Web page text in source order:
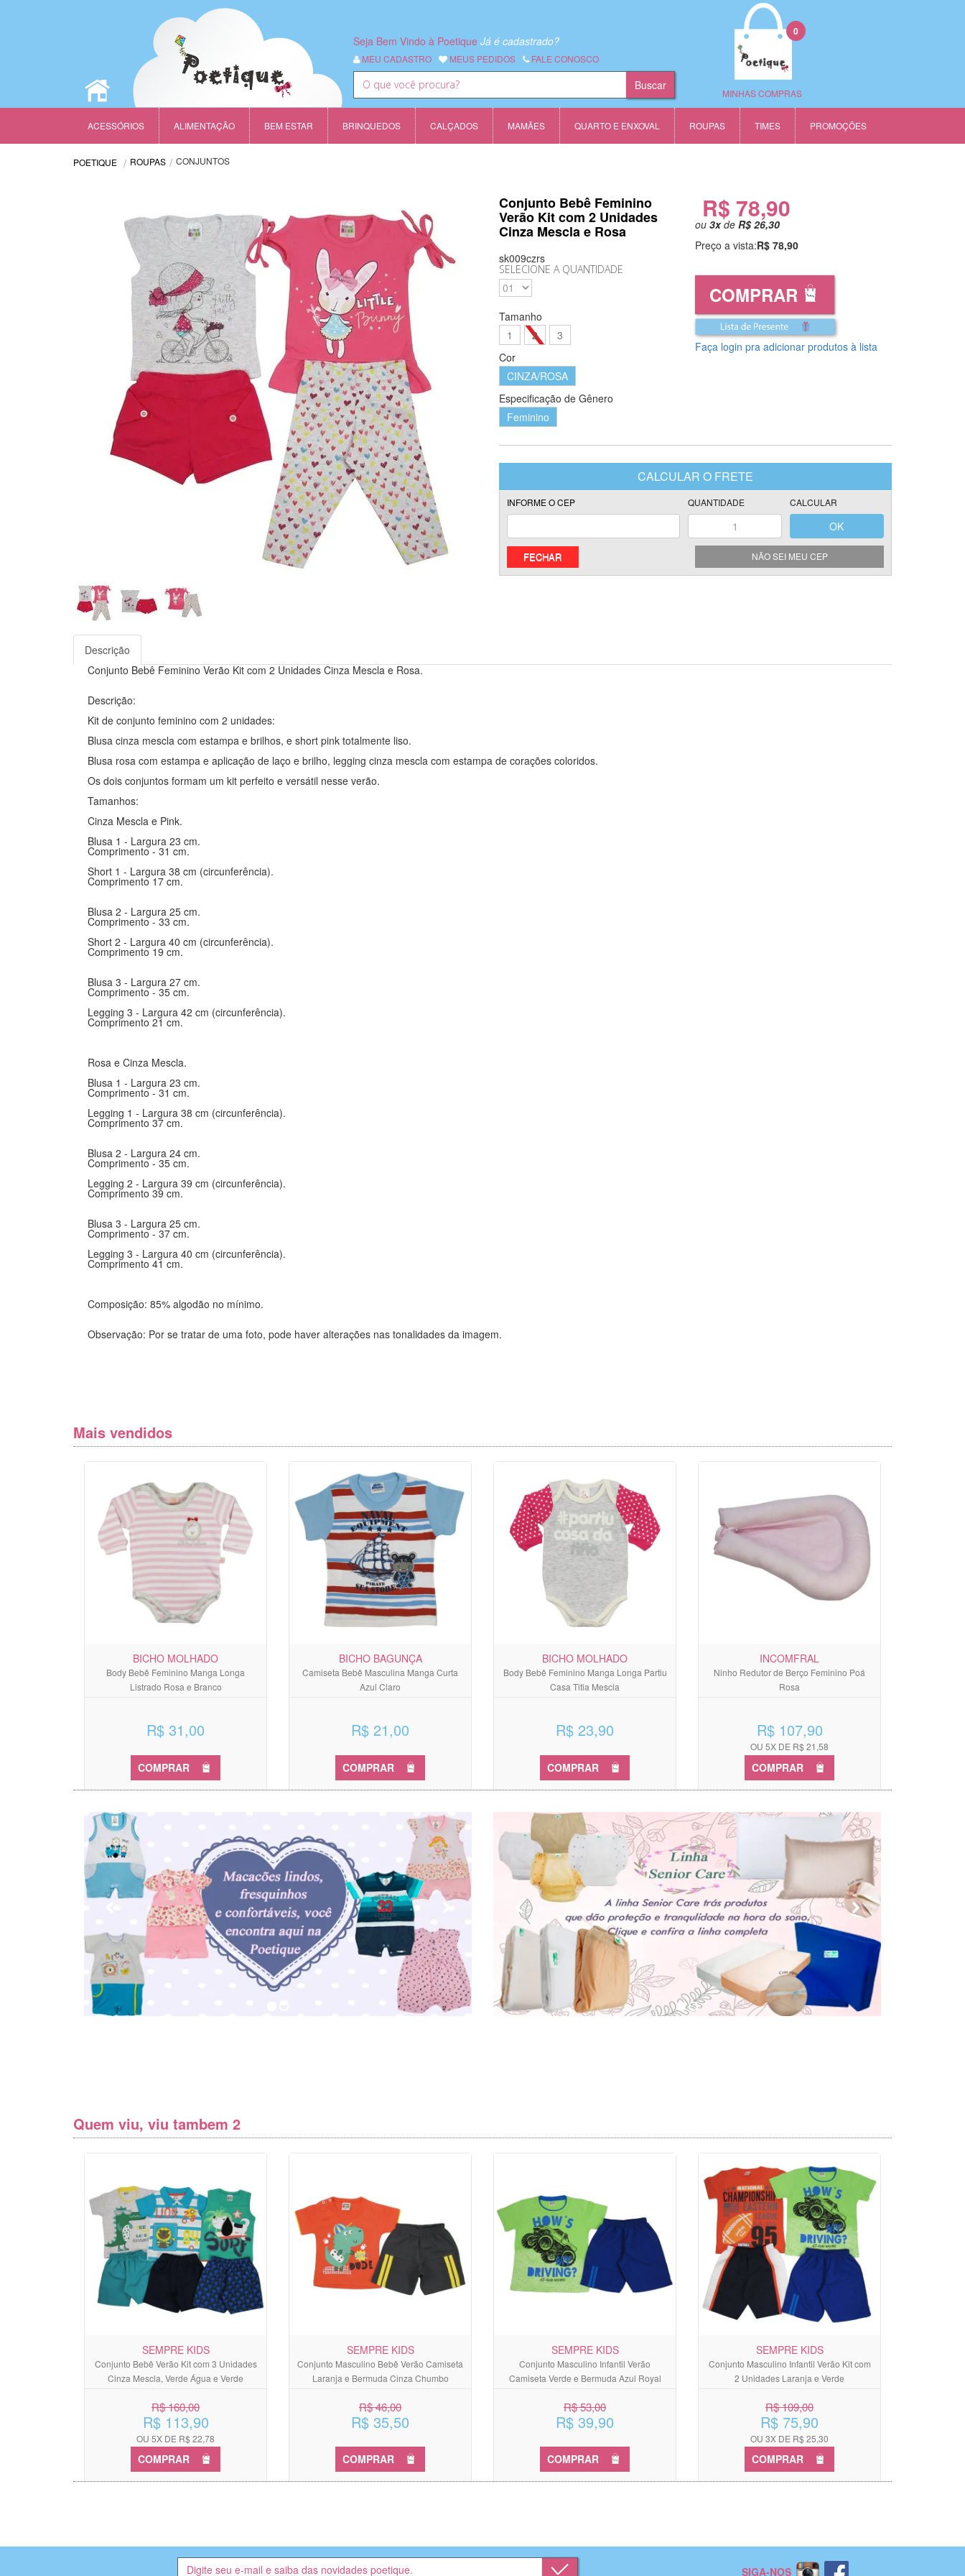
Seja Bem Vindo à Poetique Já é cadastrado?
MEU CADASTRO MEUS PEDIDOS FALE CONOSCO
MINHAS COMPRAS
0
ACESSÓRIOS ALIMENTAÇÃO BEM ESTAR BRINQUEDOS CALÇADOS MAMÃES QUARTO E ENXOVAL ROUPAS TIMES PROMOÇÕES
POETIQUE ROUPAS CONJUNTOS
R$ 78,90
ou3xdeR$ 26,30
Preço a vista:R$ 78,90
COMPRAR
Faça login pra adicionar produtos à lista
Conjunto Bebê Feminino
Verão Kit com 2 Unidades
Cinza Mescla e Rosa
sk009czrs
SELECIONE A QUANTIDADE
Tamanho
1
2
3
Cor
CINZA/ROSA
Especificação de Gênero
Feminino
NÃO SEI MEU CEP
FECHAR
Descrição
Conjunto Bebê Feminino Verão Kit com 2 Unidades Cinza Mescla e Rosa.
Descrição:
Kit de conjunto feminino com 2 unidades:
Blusa cinza mescla com estampa e brilhos, e short pink totalmente liso.
Blusa rosa com estampa e aplicação de laço e brilho, legging cinza mescla com estampa de corações coloridos.
Os dois conjuntos formam um kit perfeito e versátil nesse verão.
Tamanhos:
Cinza Mescla e Pink.
Blusa 1 - Largura 23 cm.
Comprimento - 31 cm.
Short 1 - Largura 38 cm (circunferência).
Comprimento 17 cm.
Blusa 2 - Largura 25 cm.
Comprimento - 33 cm.
Short 2 - Largura 40 cm (circunferência).
Comprimento 19 cm.
Blusa 3 - Largura 27 cm.
Comprimento - 35 cm.
Legging 3 - Largura 42 cm (circunferência).
Comprimento 21 cm.
Rosa e Cinza Mescla.
Blusa 1 - Largura 23 cm.
Comprimento - 31 cm.
Legging 1 - Largura 38 cm (circunferência).
Comprimento 37 cm.
Blusa 2 - Largura 24 cm.
Comprimento - 35 cm.
Legging 2 - Largura 39 cm (circunferência).
Comprimento 39 cm.
Blusa 3 - Largura 25 cm.
Comprimento - 37 cm.
Legging 3 - Largura 40 cm (circunferência).
Comprimento 41 cm.
Composição: 85% algodão no mínimo.
Observação: Por se tratar de uma foto, pode haver alterações nas tonalidades da imagem.
Mais vendidos
BICHO MOLHADO
Body Bebê Feminino Manga Longa
Listrado Rosa e Branco
R$ 31,00
COMPRAR
BICHO BAGUNÇA
Camiseta Bebê Masculina Manga Curta
Azul Claro
R$ 21,00
COMPRAR
BICHO MOLHADO
Body Bebê Feminino Manga Longa Partiu
Casa Titia Mescla
R$ 23,90
COMPRAR
INCOMFRAL
Ninho Redutor de Berço Feminino Poá
Rosa
R$ 107,90
OU 5X DE R$ 21,58
COMPRAR
Quem viu, viu tambem 2
SEMPRE KIDS
Conjunto Bebê Verão Kit com 3 Unidades
Cinza Mescla, Verde Água e Verde
R$ 160,00
R$ 113,90
OU 5X DE R$ 22,78
COMPRAR
SEMPRE KIDS
Conjunto Masculino Bebê Verão Camiseta
Laranja e Bermuda Cinza Chumbo
R$ 46,00
R$ 35,50
COMPRAR
SEMPRE KIDS
Conjunto Masculino Infantil Verão
Camiseta Verde e Bermuda Azul Royal
R$ 53,00
R$ 39,90
COMPRAR
SEMPRE KIDS
Conjunto Masculino Infantil Verão Kit com
2 Unidades Laranja e Verde
R$ 109,00
R$ 75,90
OU 3X DE R$ 25,30
COMPRAR
SIGA-NOS